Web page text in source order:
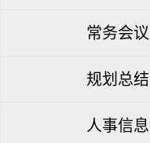
常务会议
规划总结
人事信息